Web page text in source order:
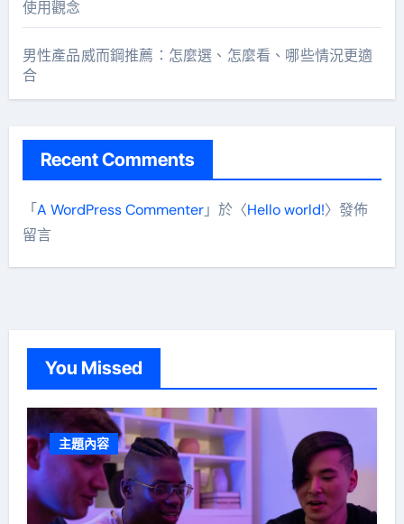
使用觀念
男性產品威而鋼推薦：怎麼選、怎麼看、哪些情況更適
合
Recent Comments
「A WordPress Commenter」於〈Hello world!〉發佈
留言
You Missed
主題內容